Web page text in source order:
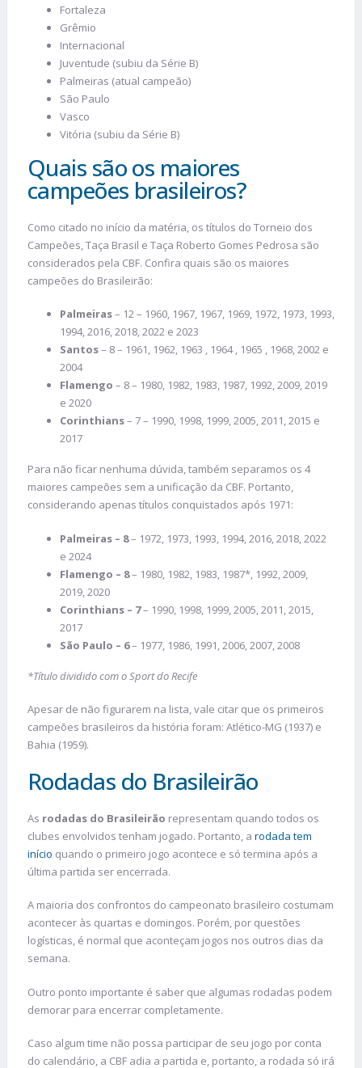
Fortaleza
Grêmio
Internacional
Juventude (subiu da Série B)
Palmeiras (atual campeão)
São Paulo
Vasco
Vitória (subiu da Série B)
Quais são os maiores
campeões brasileiros?
Como citado no início da matéria, os títulos do Torneio dos
Campeões, Taça Brasil e Taça Roberto Gomes Pedrosa são
considerados pela CBF. Confira quais são os maiores
campeões do Brasileirão:
Palmeiras– 12 – 1960, 1967, 1967, 1969, 1972, 1973, 1993,
1994, 2016, 2018, 2022 e 2023
Santos– 8 – 1961, 1962, 1963 , 1964 , 1965 , 1968, 2002 e
2004
Flamengo – 8 – 1980, 1982, 1983, 1987, 1992, 2009, 2019
e 2020
Corinthians– 7 – 1990, 1998, 1999, 2005, 2011, 2015 e
2017
Para não ficar nenhuma dúvida, também separamos os 4
maiores campeões sem a unificação da CBF. Portanto,
considerando apenas títulos conquistados após 1971:
Palmeiras – 8– 1972, 1973, 1993, 1994, 2016, 2018, 2022
e 2024
Flamengo – 8– 1980, 1982, 1983, 1987*, 1992, 2009,
2019, 2020
Corinthians – 7– 1990, 1998, 1999, 2005, 2011, 2015,
2017
São Paulo – 6– 1977, 1986, 1991, 2006, 2007, 2008
*Título dividido com o Sport do Recife
Apesar de não figurarem na lista, vale citar que os primeiros
campeões brasileiros da história foram: Atlético-MG (1937) e
Bahia (1959).
Rodadas do Brasileirão
As rodadas do Brasileirão representam quando todos os
clubes envolvidos tenham jogado. Portanto, a rodada tem
início quando o primeiro jogo acontece e só termina após a
última partida ser encerrada.
A maioria dos confrontos do campeonato brasileiro costumam
acontecer às quartas e domingos. Porém, por questões
logísticas, é normal que aconteçam jogos nos outros dias da
semana.
Outro ponto importante é saber que algumas rodadas podem
demorar para encerrar completamente.
Caso algum time não possa participar de seu jogo por conta
do calendário, a CBF adia a partida e, portanto, a rodada só irá